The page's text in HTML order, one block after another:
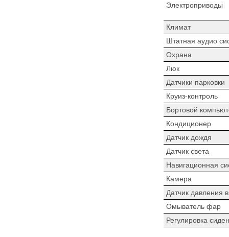
Электроприводы
Климат
Штатная аудио
Охрана
Люк
Датчики парковки
Круиз-контроль
Бортовой
Кондиционер
Датчик дождя
Датчик света
Навигационная
Камера
Датчик давления
Омыватель фар
Регулировка